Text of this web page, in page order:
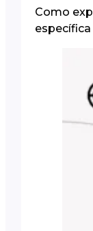
Como